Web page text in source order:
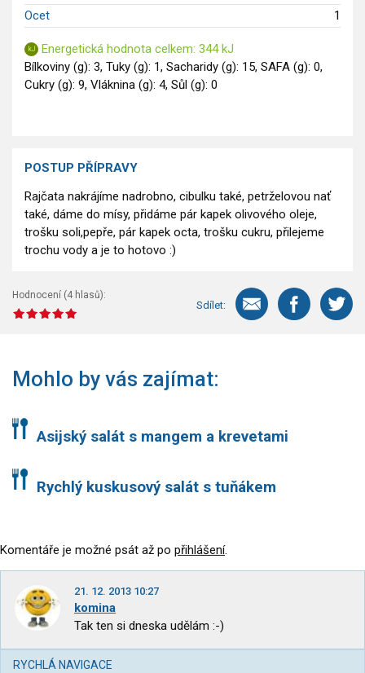
Ocet
1
Energetická hodnota celkem: 344 kJ
Bílkoviny (g): 3, Tuky (g): 1, Sacharidy (g): 15, SAFA (g): 0,
Cukry (g): 9, Vláknina (g): 4, Sůl (g): 0
POSTUP PŘÍPRAVY
Rajčata nakrájíme nadrobno, cibulku také, petrželovou nať
také, dáme do mísy, přidáme pár kapek olivového oleje,
trošku soli,pepře, pár kapek octa, trošku cukru, přilejeme
trochu vody a je to hotovo :)
Hodnocení (4 hlasů):
Sdílet:
Mohlo by vás zajímat:
Asijský salát s mangem a krevetami
Rychlý kuskusový salát s tuňákem
Komentáře je možné psát až po přihlášení.
21. 12. 2013 10:27
komina
Tak ten si dneska udělám :-)
RYCHLÁ NAVIGACE